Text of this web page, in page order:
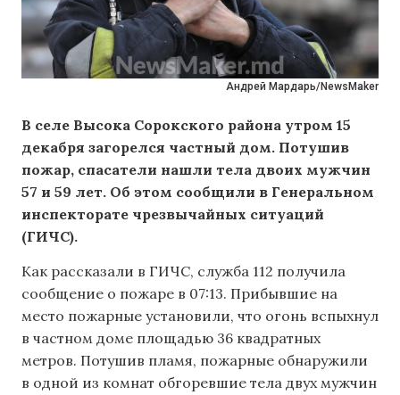
Андрей Мардарь/NewsMaker
В селе Высока Сорокского района утром 15
декабря загорелся частный дом. Потушив
пожар, спасатели нашли тела двоих мужчин
57 и 59 лет. Об этом сообщили в Генеральном
инспекторате чрезвычайных ситуаций
(ГИЧС).
Как рассказали в ГИЧС, служба 112 получила
сообщение о пожаре в 07:13. Прибывшие на
место пожарные установили, что огонь вспыхнул
в частном доме площадью 36 квадратных
метров. Потушив пламя, пожарные обнаружили
в одной из комнат обгоревшие тела двух мужчин